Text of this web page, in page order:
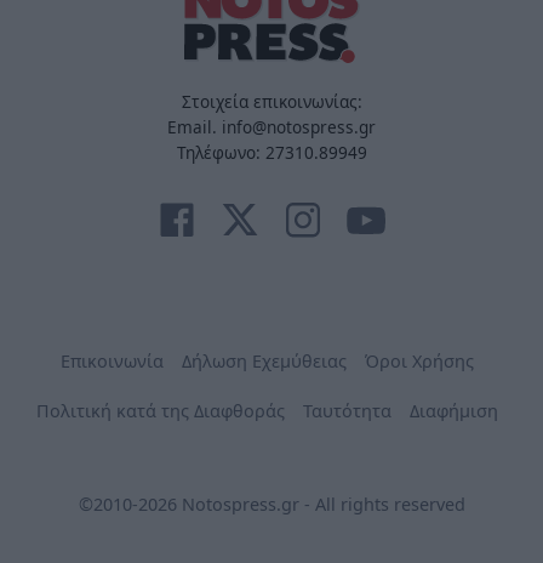
Στοιχεία επικοινωνίας:
Email. info@notospress.gr
Τηλέφωνο: 27310.89949
Επικοινωνία Δήλωση Εχεμύθειας Όροι Χρήσης
Πολιτική κατά της Διαφθοράς Ταυτότητα Διαφήμιση
©2010-2026 Notospress.gr - All rights reserved